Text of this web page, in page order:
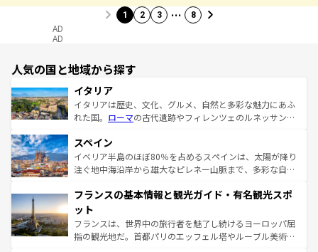
1 2 3 … 8
AD
AD
人気の国と地域から探す
イタリア
イタリアは歴史、文化、グルメ、自然と多彩な魅力にあふ
れた国。 ローマの古代遺跡やフィレンツェのルネッサンス
ろん、トスカーナの美しい田園風景やアマルフィ海岸の絶
景など、自然景観も見逃せない。観光の合間には、本場の
ピザやパスタなど、絶品のイタリア料理を堪能することも
ませてくれるイタリアで、忘れられない旅をしてみよう！
なお、新着のイタリア情報は
しい。
スペイン
イベリア半島のほぼ80％を占めるスペインは、太陽が降り
注ぐ地中海沿岸から雄大なピレネー山脈まで、多彩な自然
文化が根付くこの国では、情熱的なフラメンコ、熱気あふ
れる闘牛、そして美味しいタパスが生活の一部となってい
る。首都マドリードの洗練された雰囲気や、バルセロナの
アートに溢れた街角から、地方では古代ローマ遺跡や中世
フランスの基本情報と観光ガイド・有名観光スポ
ット
フランスは、世界中の旅行者を魅了し続けるヨーロッパ屈
指の観光地だ。首都パリのエッフェル塔やルーブル美術館